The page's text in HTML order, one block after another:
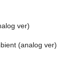
ver)
(analog ver)